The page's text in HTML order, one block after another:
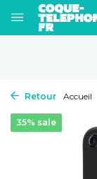
Retour Accueil
35% sale